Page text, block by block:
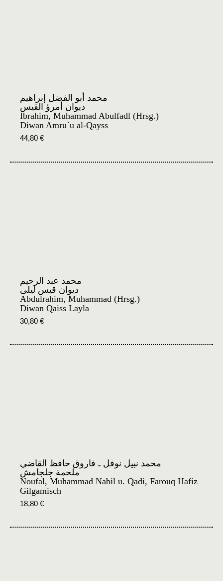
محمد أبو الفضل إبراهيم
ديوان أمرؤ القيس
Ibrahim, Muhammad Abulfadl (Hrsg.)
Diwan Amru`u al-Qayss
44,80 €
محمد عبد الرحيم
ديوان قيس ليلى
Abdulrahim, Muhammad (Hrsg.)
Diwan Qaiss Layla
30,80 €
محمد نبيل نوفل ـ فاروق حافظ القاضي
ملحمة جلجامش
Noufal, Muhammad Nabil u. Qadi, Farouq Hafiz
Gilgamisch
18,80 €